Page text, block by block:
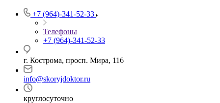
+7 (964)-341-52-33
Телефоны
+7 (964)-341-52-33
г. Кострома, просп. Мира, 116
info@skoryjdoktor.ru
круглосуточно